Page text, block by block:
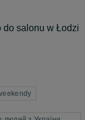
do salonu w Łodzi